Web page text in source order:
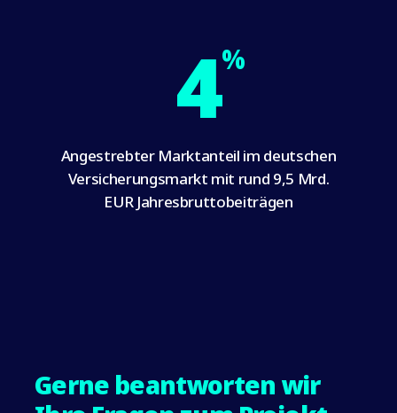
4%
Angestrebter Marktanteil im deutschen
Versicherungsmarkt mit rund 9,5 Mrd.
EUR Jahresbruttobeiträgen
Gerne beantworten wir